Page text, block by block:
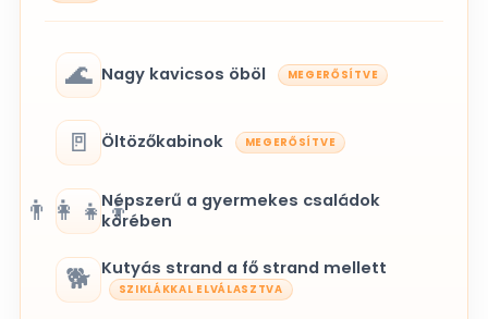
🌊 Nagy kavicsos öböl MEGERŐSÍTVE
🚪 Öltözőkabinok MEGERŐSÍTVE
👨‍👩‍👧‍👦Népszerű a gyermekes családok
körében
🐕 Kutyás strand a fő strand mellett
SZIKLÁKKAL ELVÁLASZTVA